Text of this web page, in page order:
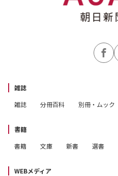
雑誌
雑誌
分冊百科 別冊・ムック
書籍
書籍
文庫 新書 選書
WEBメディア